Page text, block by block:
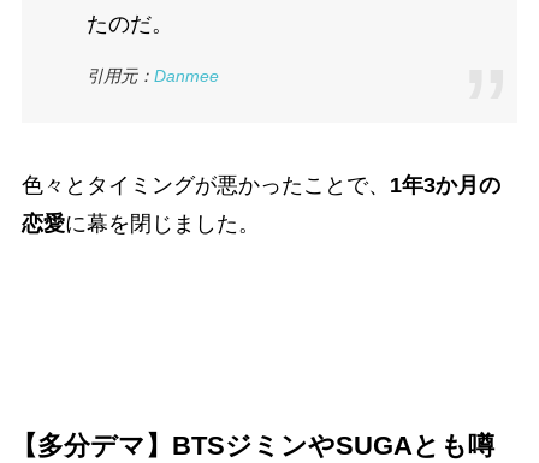
たのだ。
引用元： Danmee
色々とタイミングが悪かったことで、 1年3か月の
恋愛に幕を閉じました。
【多分デマ】BTSジミンやSUGAとも噂